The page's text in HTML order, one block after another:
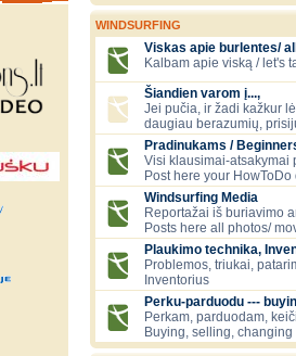
WINDSURFING
Viskas apie burlentes/
Kalbam apie viską / let's
Šiandien varom į...,
Jei pučia, ir žadi kažkur
daugiau berazumių,
Pradinukams /
Visi klausimai-atsakymai
Post here your
Windsurfing Media
Reportažai iš buriavimo
Posts here all photos/
Plaukimo technika,
Problemos, triukai,
Inventorius
Perku-parduodu ---
Perkam, parduodam,
Buying, selling,